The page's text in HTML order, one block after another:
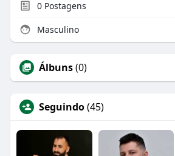
0Postagens
Masculino
Álbuns(0)
Seguindo(45)